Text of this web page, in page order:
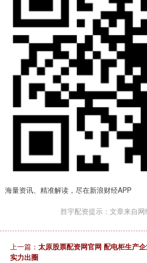
海量资讯、精准解读，尽在新浪财经APP
胜宇配资提示：文章来自网
上一篇： 太原股票配资网官网 配电柜生产
实力出圈